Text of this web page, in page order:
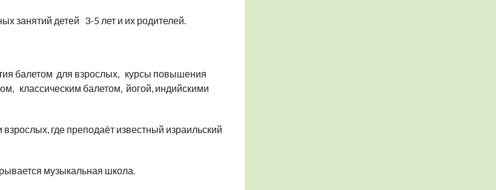
занятий детей 3-5 лет и их родителей.
балетом для взрослых, курсы повышения
классическим балетом, йогой, индийскими
где преподаёт известный израильский
музыкальная школа.